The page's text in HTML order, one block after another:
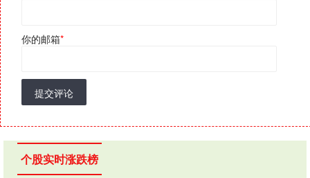
你的邮箱*
提交评论
个股实时涨跌榜